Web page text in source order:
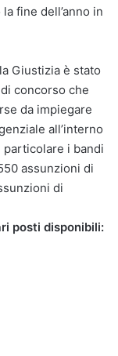
fine dell’anno in
Giustizia è stato
concorso che
da impiegare
all’interno
i bandi
assunzioni di
di
posti disponibili: